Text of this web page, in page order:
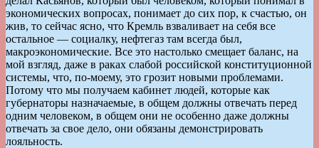
экономических вопросах, понимает до сих пор, к счастью, он
жив, то сейчас ясно, что Кремль взваливает на себя все
остальное — социалку, нефтегаз там всегда был,
макроэкономические. Все это настолько смещает баланс, на
мой взгляд, даже в раках слабой российской конституционной
системы, что, по-моему, это грозит новыми проблемами.
Потому что мы получаем кабинет людей, которые как
губернаторы назначаемые, в общем должны отвечать перед
одним человеком, в общем они не особенно даже должны
отвечать за свое дело, они обязаны демонстрировать
лояльность.